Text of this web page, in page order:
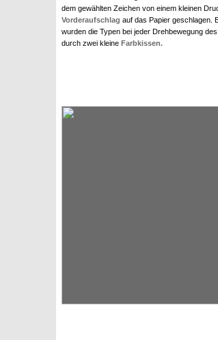
dem gewählten Zeichen von einem kleinen
Vorderaufschlag auf das Papier geschlagen.
wurden die Typen bei jeder Drehbewegung
durch zwei kleine Farbkissen.